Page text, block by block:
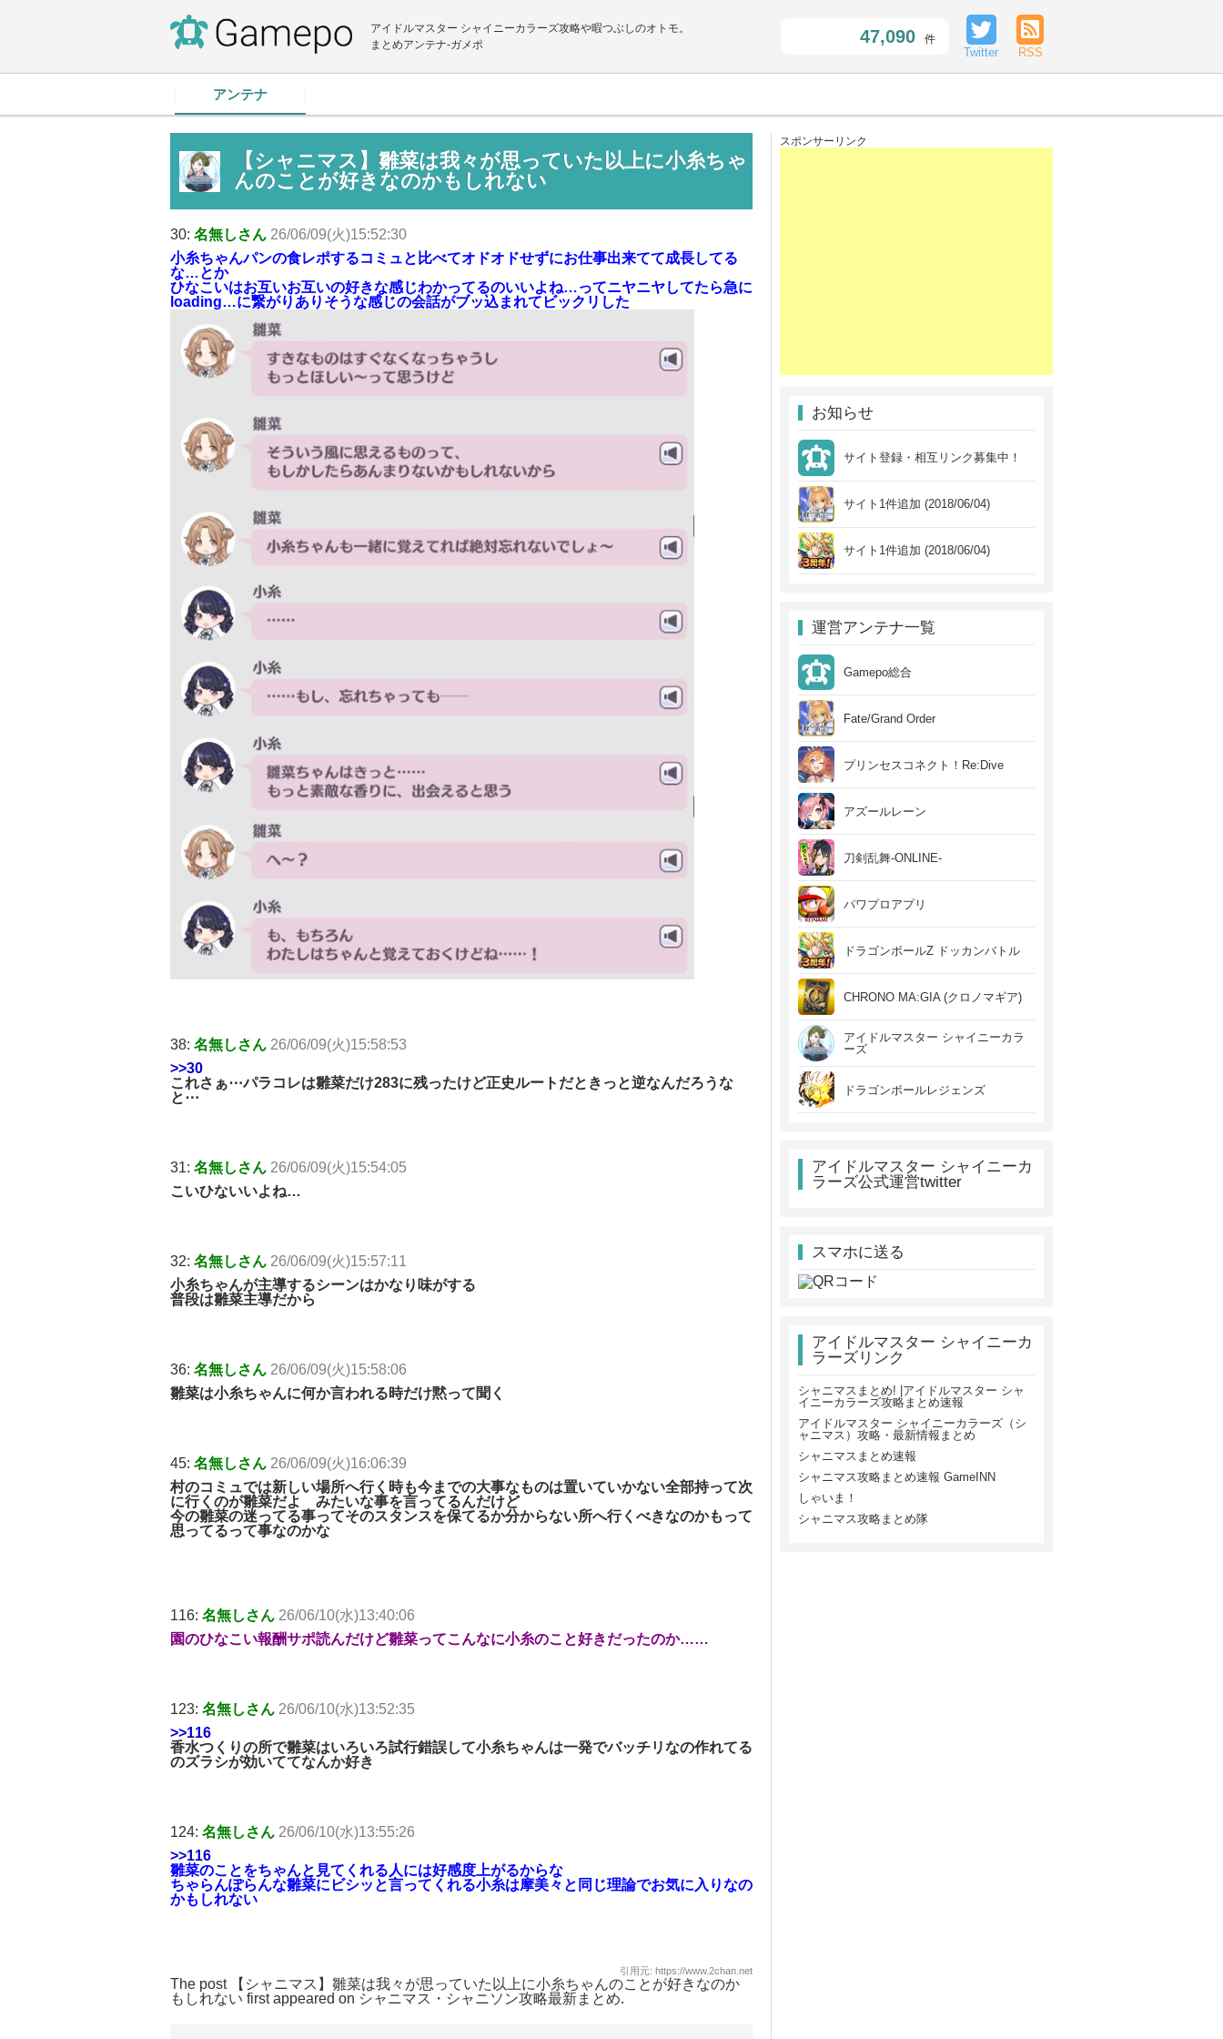
アイドルマスター シャイニーカラーズ攻略や暇つぶしのオトモ。
まとめアンテナ-ガメポ
47,090 件
Twitter RSS
アンテナ
【シャニマス】雛菜は我々が思っていた以上に小糸ちゃ
んのことが好きなのかもしれない
30: 名無しさん 26/06/09(火)15:52:30
小糸ちゃんパンの食レポするコミュと比べてオドオドせずにお仕事出来てて成長してる
な…とか
ひなこいはお互いお互いの好きな感じわかってるのいいよね…ってニヤニヤしてたら急に
loading…に繋がりありそうな感じの会話がブッ込まれてビックリした
38: 名無しさん 26/06/09(火)15:58:53
>>30
これさぁ⋯パラコレは雛菜だけ283に残ったけど正史ルートだときっと逆なんだろうな
と⋯
31: 名無しさん 26/06/09(火)15:54:05
こいひないいよね…
32: 名無しさん 26/06/09(火)15:57:11
小糸ちゃんが主導するシーンはかなり味がする
普段は雛菜主導だから
36: 名無しさん 26/06/09(火)15:58:06
雛菜は小糸ちゃんに何か言われる時だけ黙って聞く
45: 名無しさん 26/06/09(火)16:06:39
村のコミュでは新しい場所へ行く時も今までの大事なものは置いていかない全部持って次
に行くのが雛菜だよ みたいな事を言ってるんだけど
今の雛菜の迷ってる事ってそのスタンスを保てるか分からない所へ行くべきなのかもって
思ってるって事なのかな
116: 名無しさん 26/06/10(水)13:40:06
園のひなこい報酬サポ読んだけど雛菜ってこんなに小糸のこと好きだったのか……
123: 名無しさん 26/06/10(水)13:52:35
>>116
香水つくりの所で雛菜はいろいろ試行錯誤して小糸ちゃんは一発でバッチリなの作れてる
のズラシが効いててなんか好き
124: 名無しさん 26/06/10(水)13:55:26
>>116
雛菜のことをちゃんと見てくれる人には好感度上がるからな
ちゃらんぽらんな雛菜にビシッと言ってくれる小糸は摩美々と同じ理論でお気に入りなの
かもしれない
引用元: https://www.2chan.net
The post
【シャニマス】雛菜は我々が思っていた以上に小糸ちゃんのことが好きなのか
もしれない first appeared on シャニマス・シャニソン攻略最新まとめ.
スポンサーリンク
お知らせ
サイト登録・相互リンク募集中！
サイト1件追加 (2018/06/04)
サイト1件追加 (2018/06/04)
運営アンテナ一覧
Gamepo総合
Fate/Grand Order
プリンセスコネクト！Re:Dive
アズールレーン
刀剣乱舞-ONLINE-
パワプロアプリ
ドラゴンボールZ ドッカンバトル
CHRONO MA:GIA (クロノマギア)
アイドルマスター シャイニーカラ
ーズ
ドラゴンボールレジェンズ
アイドルマスター シャイニーカ
ラーズ公式運営twitter
スマホに送る
アイドルマスター シャイニーカ
ラーズリンク
シャニマスまとめ! |アイドルマスター シャ
イニーカラーズ攻略まとめ速報
アイドルマスター シャイニーカラーズ（シ
ャニマス）攻略・最新情報まとめ
シャニマスまとめ速報
シャニマス攻略まとめ速報 GameINN
しゃいま！
シャニマス攻略まとめ隊